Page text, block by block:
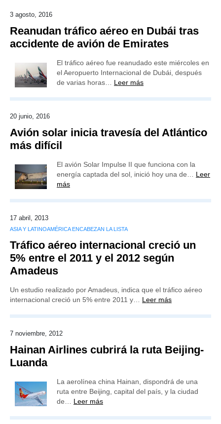
3 agosto, 2016
Reanudan tráfico aéreo en Dubái tras
accidente de avión de Emirates
El tráfico aéreo fue reanudado este miércoles en
el Aeropuerto Internacional de Dubái, después
de varias horas… Leer más
20 junio, 2016
Avión solar inicia travesía del Atlántico
más difícil
El avión Solar Impulse II que funciona con la
energía captada del sol, inició hoy una de… Leer
más
17 abril, 2013
ASIA Y LATINOAMÉRICA ENCABEZAN LA LISTA
Tráfico aéreo internacional creció un
5% entre el 2011 y el 2012 según
Amadeus
Un estudio realizado por Amadeus, indica que el tráfico aéreo
internacional creció un 5% entre 2011 y… Leer más
7 noviembre, 2012
Hainan Airlines cubrirá la ruta Beijing-
Luanda
La aerolínea china Hainan, dispondrá de una
ruta entre Beijing, capital del país, y la ciudad
de… Leer más